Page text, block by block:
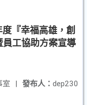
『幸福高雄，創
工協助方案宣導
發布人： dep230
室 |